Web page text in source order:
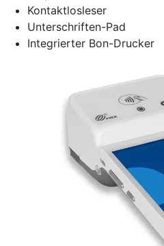
Kontaktlosleser
Unterschriften-Pad
Integrierter Bon-Drucker